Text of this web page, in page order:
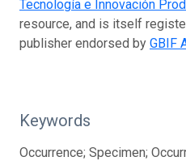
Tecnología e Innovación
resource, and is itself
publisher endorsed by GBIF
Keywords
Occurrence; Specimen;